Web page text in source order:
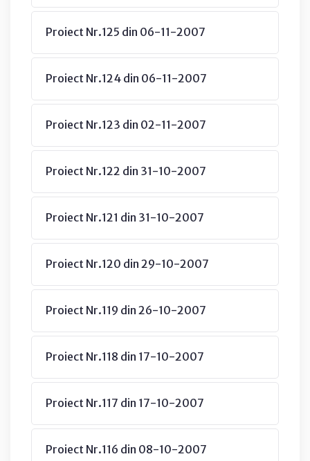
Proiect Nr.125 din 06-11-2007
Proiect Nr.124 din 06-11-2007
Proiect Nr.123 din 02-11-2007
Proiect Nr.122 din 31-10-2007
Proiect Nr.121 din 31-10-2007
Proiect Nr.120 din 29-10-2007
Proiect Nr.119 din 26-10-2007
Proiect Nr.118 din 17-10-2007
Proiect Nr.117 din 17-10-2007
Proiect Nr.116 din 08-10-2007